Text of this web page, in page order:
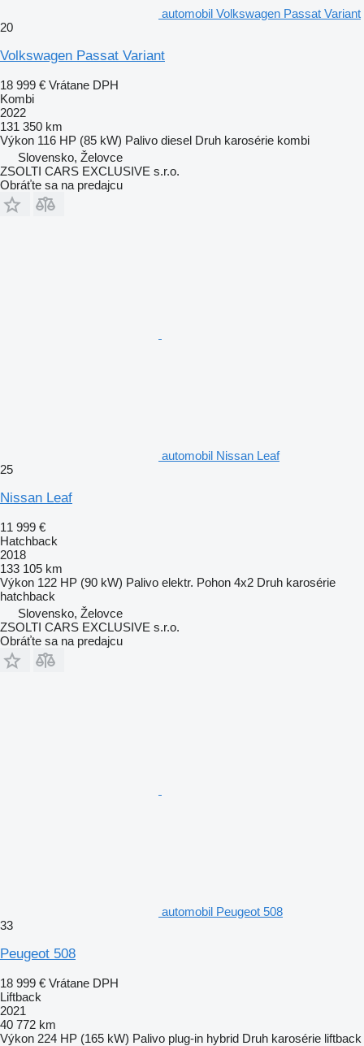
automobil Volkswagen Passat Variant
20
Volkswagen Passat Variant
18 999 € Vrátane DPH
Kombi
2022
131 350 km
Výkon 116 HP (85 kW) Palivo diesel Druh karosérie kombi
Slovensko, Želovce
ZSOLTI CARS EXCLUSIVE s.r.o.
Obráťte sa na predajcu
automobil Nissan Leaf
25
Nissan Leaf
11 999 €
Hatchback
2018
133 105 km
Výkon 122 HP (90 kW) Palivo elektr. Pohon 4x2 Druh karosérie
hatchback
Slovensko, Želovce
ZSOLTI CARS EXCLUSIVE s.r.o.
Obráťte sa na predajcu
automobil Peugeot 508
33
Peugeot 508
18 999 € Vrátane DPH
Liftback
2021
40 772 km
Výkon 224 HP (165 kW) Palivo plug-in hybrid Druh karosérie liftback